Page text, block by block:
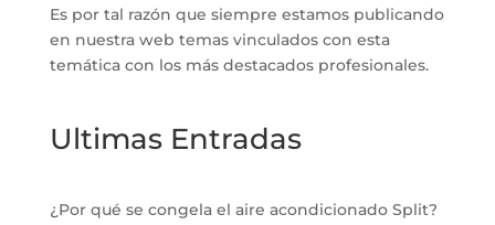
Es por tal razón que siempre estamos publicando
en nuestra web temas vinculados con esta
temática con los más destacados profesionales.
Ultimas Entradas
¿Por qué se congela el aire acondicionado Split?